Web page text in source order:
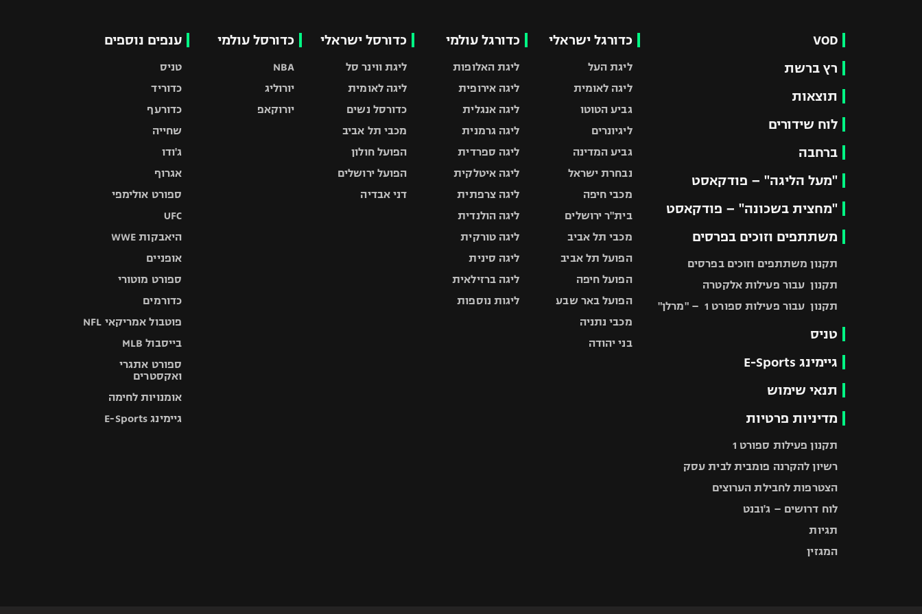
VOD
רץ ברשת
תוצאות
לוח שידורים
ברחבה
"מעל הליגה" – פודקאסט
"מחצית בשכונה" – פודקאסט
משתתפים וזוכים בפרסים
תקנון משתתפים וזוכים בפרסים
תקנון עבור פעילות אלקטרה
תקנון עבור פעילות ספורט 1 – "מרלן"
טניס
גיימינג E-Sports
תנאי שימוש
מדיניות פרטיות
תקנון פעילות ספורט 1
רשיון להקרנה פומבית לבית עסק
הצטרפות לחבילת הערוצים
לוח דרושים – ג'ובנט
תגיות
המגזין
כדורגל ישראלי
ליגת העל
ליגה לאומית
גביע הטוטו
ליגיונרים
גביע המדינה
נבחרת ישראל
מכבי חיפה
בית"ר ירושלים
מכבי תל אביב
הפועל תל אביב
הפועל חיפה
הפועל באר שבע
מכבי נתניה
בני יהודה
כדורגל עולמי
ליגת האלופות
ליגה אירופית
ליגה אנגלית
ליגה גרמנית
ליגה ספרדית
ליגה איטלקית
ליגה צרפתית
ליגה הולנדית
ליגה טורקית
ליגה סינית
ליגה ברזילאית
ליגות נוספות
כדורסל ישראלי
ליגת ווינר סל
ליגה לאומית
כדורסל נשים
מכבי תל אביב
הפועל חולון
הפועל ירושלים
דני אבדיה
כדורסל עולמי
NBA
יורוליג
יורוקאפ
ענפים נוספים
טניס
כדוריד
כדורעף
שחייה
ג'ודו
אגרוף
ספורט אולימפי
UFC
היאבקות WWE
אופניים
ספורט מוטורי
כדורמים
פוטבול אמריקאי NFL
בייסבול MLB
ספורט אתגרי
ואקסטרים
אומנויות לחימה
גיימינג E-Sports